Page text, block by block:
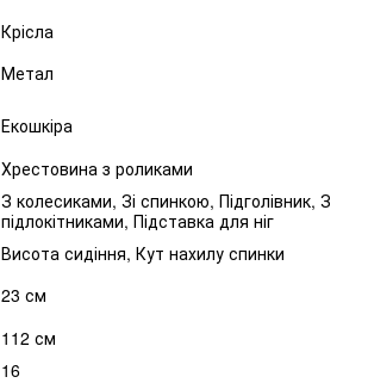
Крісла
Метал
Екошкіра
Хрестовина з роликами
З колесиками, Зі спинкою, Підголівник, З
підлокітниками, Підставка для ніг
Висота сидіння, Кут нахилу спинки
23 см
112 см
16